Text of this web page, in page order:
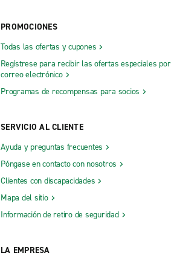
PROMOCIONES
Todas las ofertas y cupones
Regístrese para recibir las ofertas especiales por
correo electrónico
Programas de recompensas para socios
SERVICIO AL CLIENTE
Ayuda y preguntas frecuentes
Póngase en contacto con nosotros
Clientes con discapacidades
Mapa del sitio
Información de retiro de seguridad
LA EMPRESA